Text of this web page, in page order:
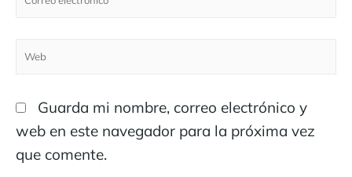
Guarda mi nombre, correo electrónico y
web en este navegador para la próxima vez
que comente.